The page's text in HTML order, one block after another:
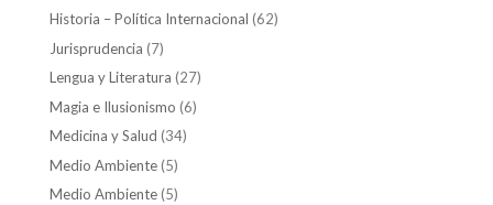
Historia – Política Internacional (62)
Jurisprudencia (7)
Lengua y Literatura (27)
Magia e Ilusionismo (6)
Medicina y Salud (34)
Medio Ambiente(5)
Medio Ambiente(5)